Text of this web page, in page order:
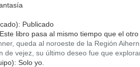
Publicado
libro pasa al mismo tiempo que el
queda al noroeste de la Región
de vejez, su último deseo fue que
Solo yo.